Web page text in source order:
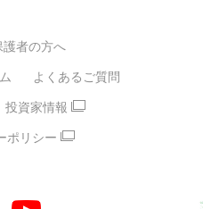
育園
えいご
護者の方へ
よくあるご質問
投資家情報
ポリシー